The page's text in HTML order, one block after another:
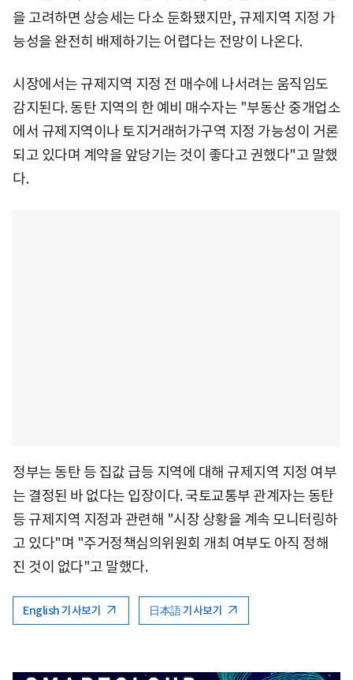
을 고려하면 상승세는 다소 둔화됐지만, 규제지역 지정 가
능성을 완전히 배제하기는 어렵다는 전망이 나온다.
시장에서는 규제지역 지정 전 매수에 나서려는 움직임도
감지된다. 동탄 지역의 한 예비 매수자는 "부동산 중개업소
에서 규제지역이나 토지거래허가구역 지정 가능성이 거론
되고 있다며 계약을 앞당기는 것이 좋다고 권했다"고 말했
다.
정부는 동탄 등 집값 급등 지역에 대해 규제지역 지정 여부
는 결정된 바 없다는 입장이다. 국토교통부 관계자는 동탄
등 규제지역 지정과 관련해 "시장 상황을 계속 모니터링하
고 있다"며 "주거정책심의위원회 개최 여부도 아직 정해
진 것이 없다"고 말했다.
English 기사보기 日本語 기사보기